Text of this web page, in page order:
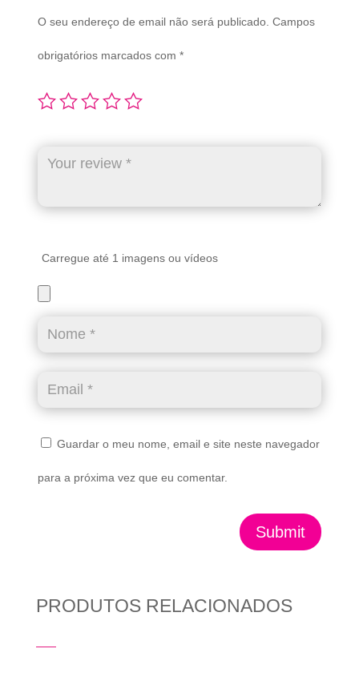
O seu endereço de email não será publicado. Campos
obrigatórios marcados com *
Carregue até 1 imagens ou vídeos
Guardar o meu nome, email e site neste navegador
para a próxima vez que eu comentar.
Submit
PRODUTOS RELACIONADOS